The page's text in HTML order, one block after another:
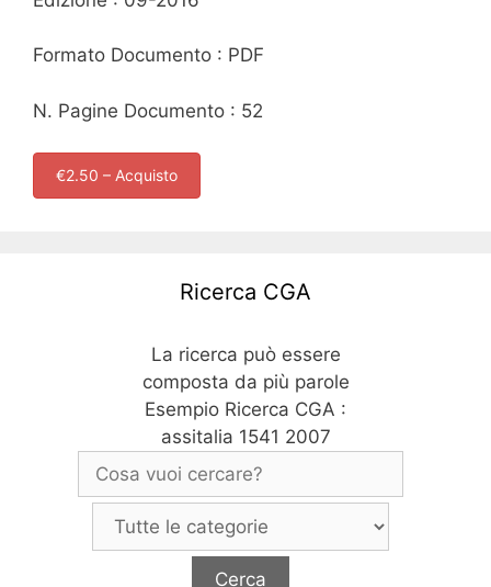
Formato Documento : PDF
N. Pagine Documento : 52
€2.50 – Acquisto
Ricerca CGA
La ricerca può essere
composta da più parole
Esempio Ricerca CGA :
assitalia 1541 2007